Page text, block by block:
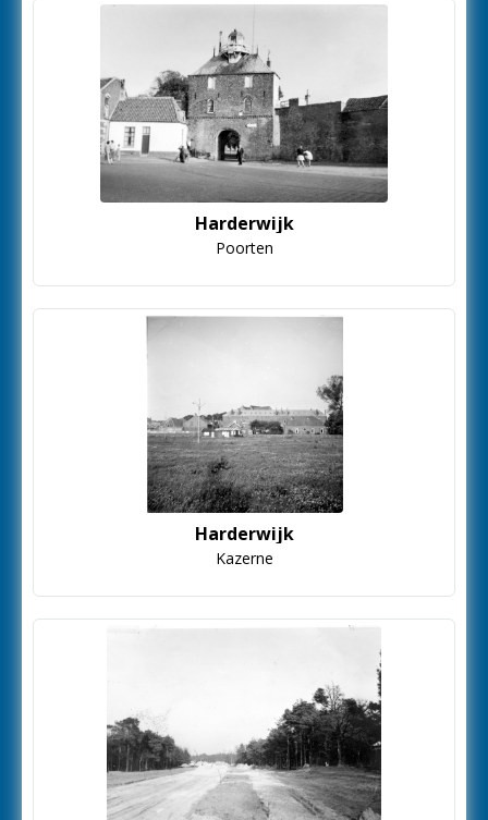
Harderwijk
Poorten
Harderwijk
Kazerne